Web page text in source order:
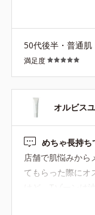
ず、乾かず良い
つかず良いです。
50代後半・普通肌
満足度
オルビス
めちゃ長持ち
店舗で肌悩みから
てもらった際にオ